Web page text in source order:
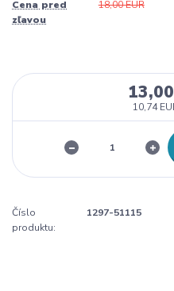
Cena pred
zľavou
18,00 EUR
10,74
Číslo
produktu:
1297-51115